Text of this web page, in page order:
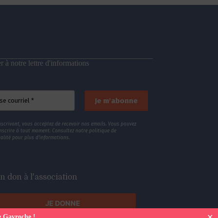
à notre lettre d'informations
vous acceptez de recevoir nos emails. Vous pouvez
à tout moment. Consultez notre politique de
pour plus d’informations.
don à l'association
JE DONNE